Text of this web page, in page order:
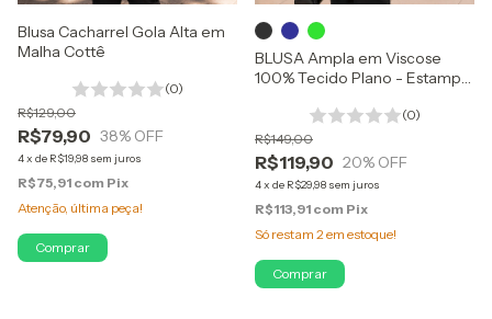
Blusa Cacharrel Gola Alta em
Malha Cottê
(0)
R$79,90
R$129,00
38% OFF
4x de R$19,98 sem juros
R$75,91 com Pix
Atenção, última peça!
Comprar
BLUSA Ampla em Viscose
100% Tecido Plano - Estampa
(0)
R$119,90
R$149,00
20% OFF
4x de R$29,98 sem juros
R$113,91 com Pix
Só restam 2em estoque!
Comprar